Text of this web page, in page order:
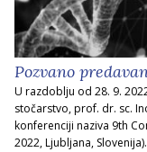
Pozvano
U razdoblju od 28. 9.
stočarstvo, prof. dr. sc.
konferenciji naziva 9th
2022, Ljubljana, Slovenija).